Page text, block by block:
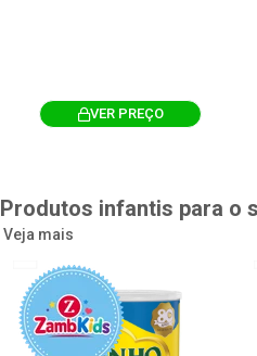
VER PREÇO
Produtos infantis para o
Veja mais